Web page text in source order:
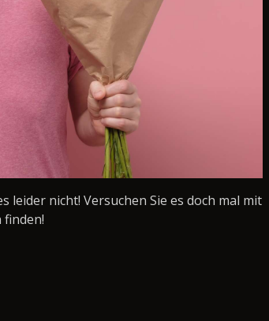
leider nicht! Versuchen Sie es doch mal mit